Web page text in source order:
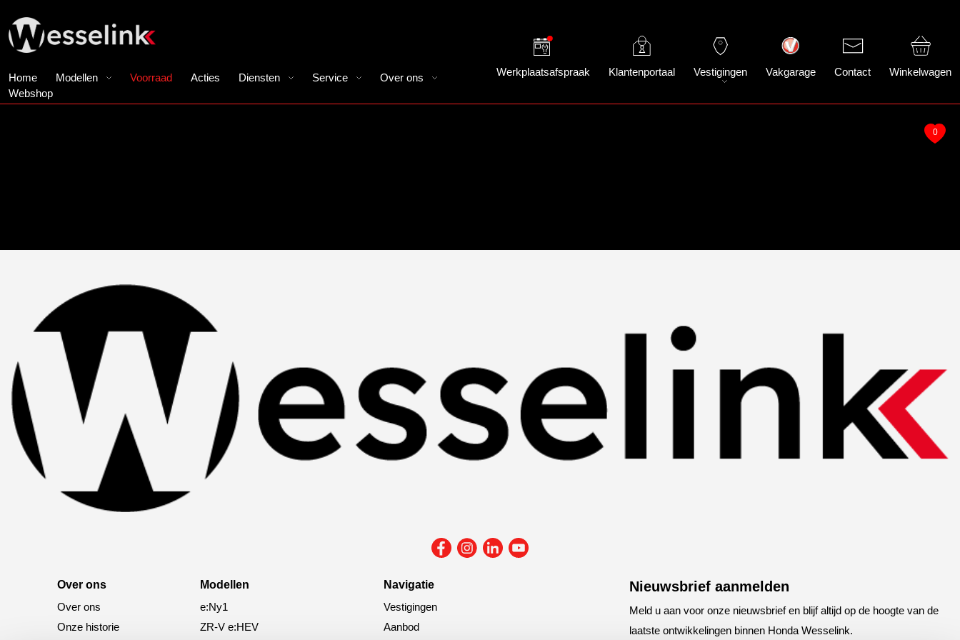
Home Modellen Voorraad Acties Diensten Service
Over ons
Webshop
Werkplaatsafspraak Klantenportaal Vestigingen Vakgarage Contact Winkelwagen
0
Over ons
Over ons
Onze historie
Modellen
e:Ny1
ZR-V e:HEV
Navigatie
Vestigingen
Aanbod
Nieuwsbrief aanmelden
Meld u aan voor onze nieuwsbrief en blijf altijd op de hoogte van de
laatste ontwikkelingen binnen Honda Wesselink.